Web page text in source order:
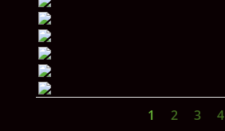
1 2 3 4